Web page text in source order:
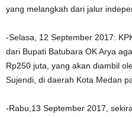
yang melangkah dari jalur
-Selasa, 12 September 2017:
dari Bupati Batubara OK Arya
Rp250 juta, yang akan diambil
Sujendi, di daerah Kota Medan
-Rabu,13 September 2017,